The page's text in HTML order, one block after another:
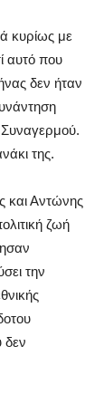
κυρίως με
αυτό που
δεν ήταν
της.
Αντώνης
ζωή
την
δεν